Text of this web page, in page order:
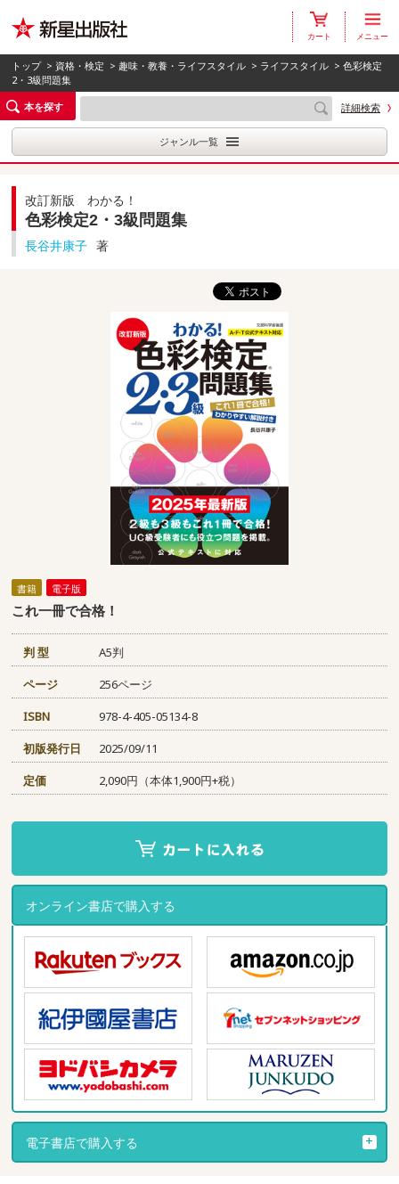
カート メニュー
トップ > 資格・検定 >趣味・教養・ライフスタイル > ライフスタイル > 色彩検定
2・3級問題集
本を探す
詳細検索
ジャンル一覧
改訂新版 わかる！
色彩検定2・3級問題集
長谷井康子 著
書籍 電子版
これ一冊で合格！
判 型
A5判
ページ
256ページ
ISBN
978-4-405-05134-8
初版発行日
2025/09/11
定価
2,090円（本体1,900円+税）
オンライン書店で購入する
電子書店で購入する